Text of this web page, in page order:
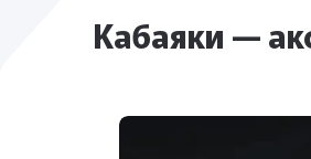
Кабаяки —